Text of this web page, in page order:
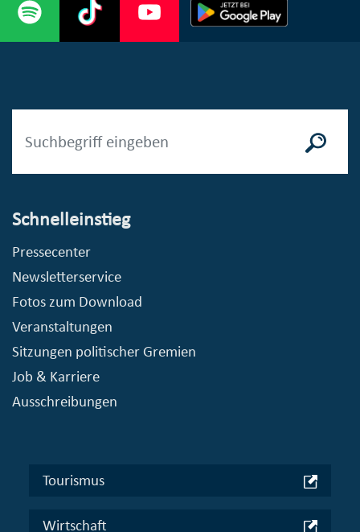
Schnelleinstieg
Pressecenter
Newsletterservice
Fotos zum Download
Veranstaltungen
Sitzungen politischer Gremien
Job & Karriere
Ausschreibungen
Tourismus
Wirtschaft